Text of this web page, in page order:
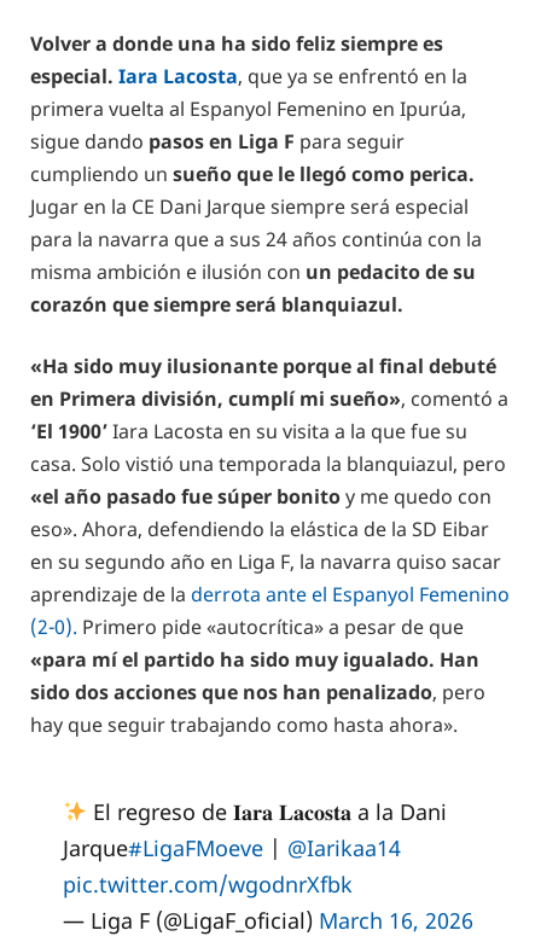
Volver a donde una ha sido feliz siempre es
especial. Iara Lacosta, que ya se enfrentó en la
primera vuelta al Espanyol Femenino en Ipurúa,
sigue dando pasos en Liga F para seguir
cumpliendo un sueño que le llegó como perica.
Jugar en la CE Dani Jarque siempre será especial
para la navarra que a sus 24 años continúa con la
misma ambición e ilusión con un pedacito de su
corazón que siempre será blanquiazul.
«Ha sido muy ilusionante porque al final debuté
en Primera división, cumplí mi sueño», comentó a
‘El 1900’Iara Lacosta en su visita a la que fue su
casa. Solo vistió una temporada la blanquiazul, pero
«el año pasado fue súper bonitoy me quedo con
eso». Ahora, defendiendo la elástica de la SD Eibar
en su segundo año en Liga F, la navarra quiso sacar
aprendizaje de la derrota ante el Espanyol Femenino
(2-0). Primero pide «autocrítica» a pesar de que
«para mí el partido ha sido muy igualado. Han
sido dos acciones que nos han penalizado, pero
hay que seguir trabajando como hasta ahora».
El regreso de 𝐈𝐚𝐫𝐚 𝐋𝐚𝐜𝐨𝐬𝐭𝐚 a la Dani
Jarque#LigaFMoeve| @Iarikaa14
pic.twitter.com/wgodnrXfbk
— Liga F (@LigaF_oficial) March 16, 2026